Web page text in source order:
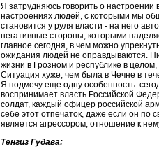
Я затрудняюсь говорить о настроении
настроениях людей, с которыми мы
становится у руля власти - на него
негативные стороны, которыми
главное сегодня, в чем можно
ожидания людей не оправдываются.
жизни в Грозном и республике в
Ситуация хуже, чем была в Чечне в
Я подмечу еще одну особенность:
воспринимает власть Российской
солдат, каждый офицер российской
себе этот отпечаток, даже если он по
является агрессором, отношение к
Тенгиз Гудава: